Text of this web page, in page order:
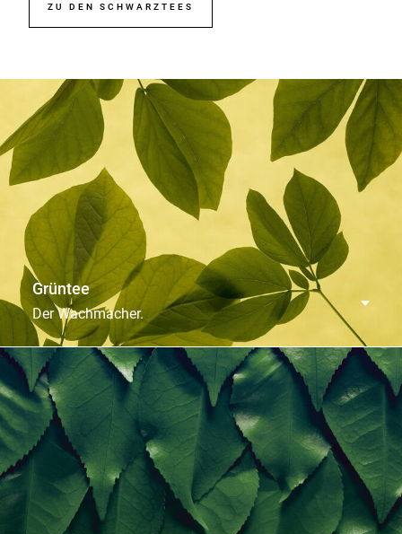
ZU DEN SCHWARZTEES
Grüntee
Der Wachmacher.